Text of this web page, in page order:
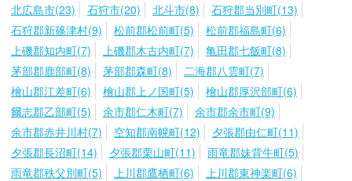
北広島市(23)
石狩市(20) 北斗市(8)
石狩郡当別町(13)
石狩郡新篠津村(9)
松前郡松前町(5)
松前郡福島町(6)
上磯郡知内町(7)
上磯郡木古内町(7)
亀田郡七飯町(8)
茅部郡鹿部町(8)
茅部郡森町(8)
二海郡八雲町(7)
檜山郡江差町(6)
檜山郡上ノ国町(5)
檜山郡厚沢部町(6)
爾志郡乙部町(5)
余市郡仁木町(7)
余市郡余市町(9)
余市郡赤井川村(7)
空知郡南幌町(12)
夕張郡由仁町(11)
夕張郡長沼町(14)
夕張郡栗山町(11)
雨竜郡妹背牛町(5)
雨竜郡秩父別町(5)
上川郡鷹栖町(6)
上川郡東神楽町(6)